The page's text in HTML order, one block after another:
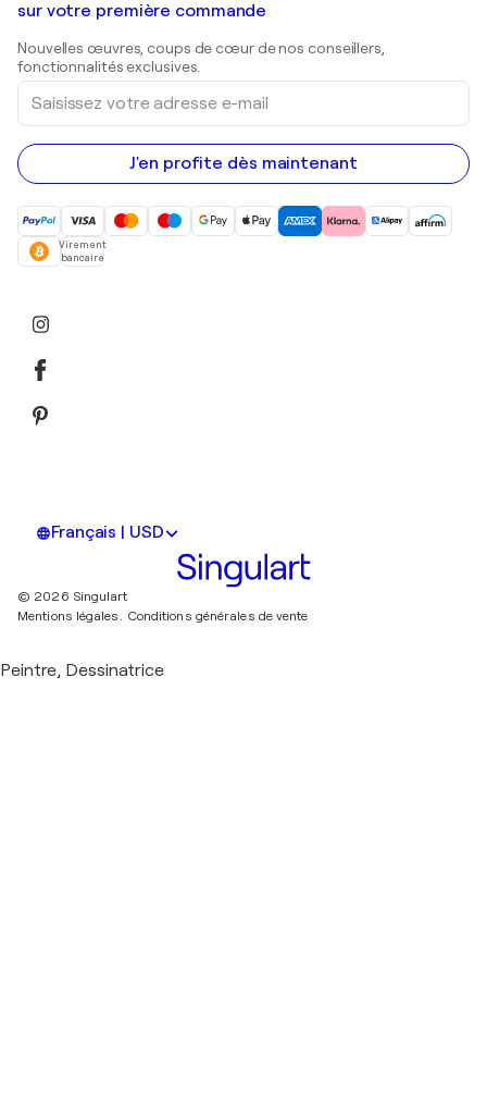
Estampes
Peintures acryliques
Galeries d'art en Belgique
sur votre première commande
Nouvelles œuvres, coups de cœur de nos conseillers,
fonctionnalités exclusives.
Saisissez
votre
adresse
e-
mail
J'en profite dès maintenant
Virement
bancaire
Français | USD
© 2026 Singulart
Mentions légales. Conditions générales de vente
Peintre, Dessinatrice